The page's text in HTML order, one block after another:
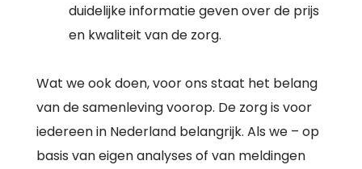
duidelijke informatie geven over de prijs
en kwaliteit van de zorg.
Wat we ook doen, voor ons staat het belang
van de samenleving voorop. De zorg is voor
iedereen in Nederland belangrijk. Als we – op
basis van eigen analyses of van meldingen